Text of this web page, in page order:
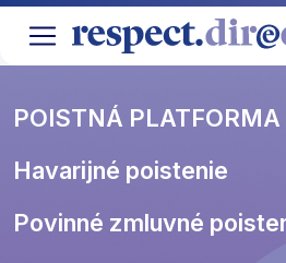
POISTNÁ PLATFORMA
Havarijné poistenie
Povinné zmluvné